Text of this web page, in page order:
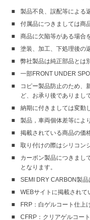
製品不良、誤配等による
付属品につきましては商
商品に欠陥等がある場合
塗装、加工、下処理後の
弊社製品は純正部品とは
一部FRONT UNDER
コピー製品防止のため、
ど、お承り後でありまし
納期に付きましては変動
製品，車両個体差等によ
掲載されている商品の価
取り付けの際はシリコン
カーボン製品につきまし
となります。
SEMI DRY CARBON製品
WEBサイトに掲載されて
FRP：白ゲルコート仕上
CFRP：クリアゲルコー